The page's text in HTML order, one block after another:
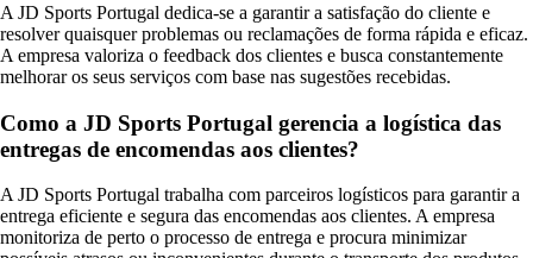
A JD Sports Portugal dedica-se a garantir a satisfação do cliente e
resolver quaisquer problemas ou reclamações de forma rápida e eficaz.
A empresa valoriza o feedback dos clientes e busca constantemente
melhorar os seus serviços com base nas sugestões recebidas.
Como a JD Sports Portugal gerencia a logística das
entregas de encomendas aos clientes?
A JD Sports Portugal trabalha com parceiros logísticos para garantir a
entrega eficiente e segura das encomendas aos clientes. A empresa
monitoriza de perto o processo de entrega e procura minimizar